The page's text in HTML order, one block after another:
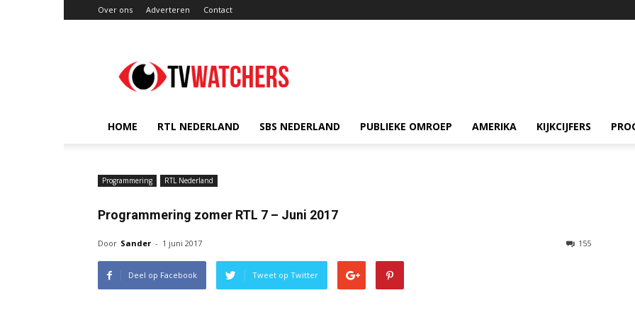
Over ons Adverteren Contact
HOME RTL NEDERLAND SBS NEDERLAND PUBLIEKE OMROEP AMERIKA KIJKCIJFERS
Programmering RTL Nederland
Programmering zomer RTL 7 – Juni 2017
Door Sander - 1 juni 2017 155
Deel op Facebook Tweet op Twitter